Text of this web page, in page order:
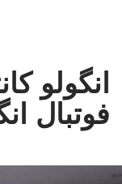
انگولو
فوتبال